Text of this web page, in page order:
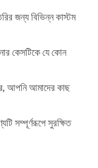
জন্য বিভিন্ন কাস্টম
কেসটিকে যে কোন
আপনি আমাদের কাছ
সম্পূর্ণরূপে সুরক্ষিত